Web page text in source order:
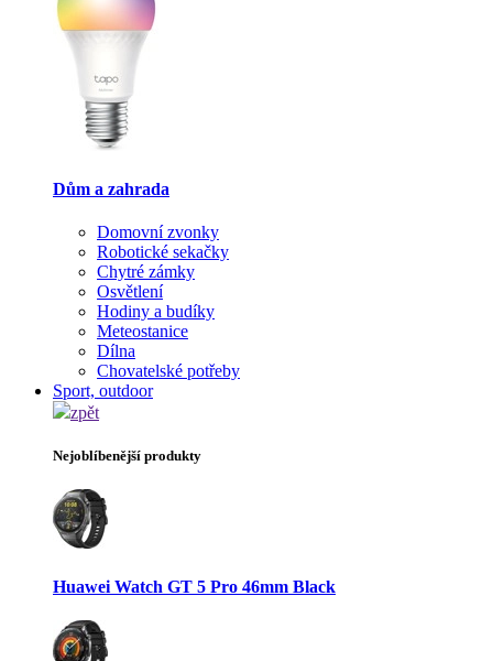
Dům a zahrada
Domovní zvonky
Robotické sekačky
Chytré zámky
Osvětlení
Hodiny a budíky
Meteostanice
Dílna
Chovatelské potřeby
Sport, outdoor
zpět
Nejoblíbenější produkty
Huawei Watch GT 5 Pro 46mm Black